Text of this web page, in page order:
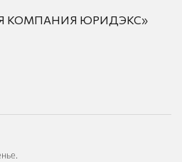
КОМПАНИЯ ЮРИДЭКС»